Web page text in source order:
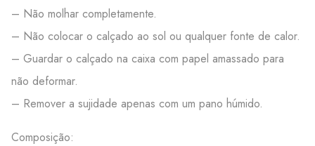
– Não molhar completamente.
– Não colocar o calçado ao sol ou qualquer fonte de calor.
– Guardar o calçado na caixa com papel amassado para
não deformar.
– Remover a sujidade apenas com um pano húmido.
Composição: